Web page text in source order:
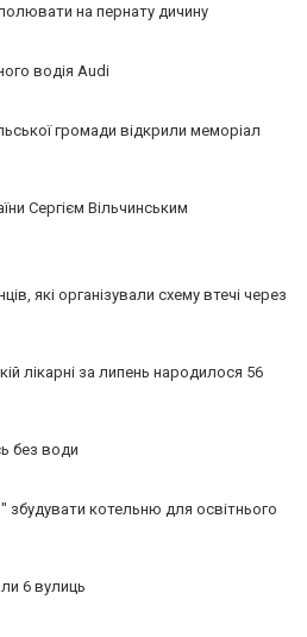
на пернату дичину
водія Audi
громади відкрили меморіал
Сергієм Вільчинським
які організували схему втечі через
лікарні за липень народилося 56
без води
збудувати котельню для освітнього
6 вулиць